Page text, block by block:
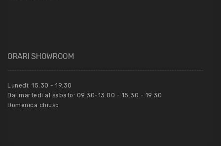
ORARI SHOWROOM
Lunedì: 15.30 - 19.30
Dal martedì al sabato: 09.30-13.00 - 15.30 - 19.30
Domenica chiuso